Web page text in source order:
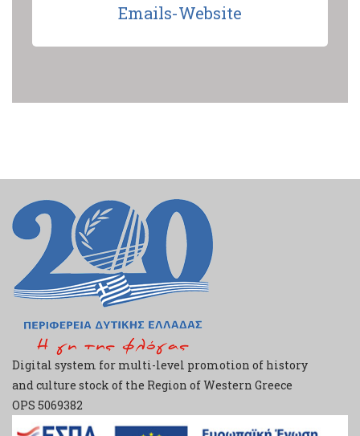
Emails-Website
Digital system for multi-level promotion of history
and culture stock of the Region of Western Greece
ΟPS 5069382